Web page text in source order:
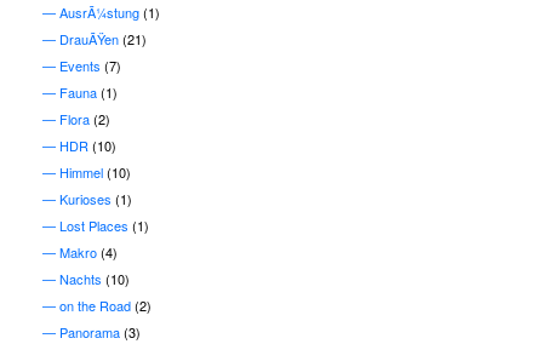
AusrÃ¼stung(1)
DrauÃŸen(21)
Events (7)
Fauna(1)
Flora(2)
HDR (10)
Himmel(10)
Kurioses (1)
Lost Places (1)
Makro(4)
Nachts (10)
on the Road(2)
Panorama(3)